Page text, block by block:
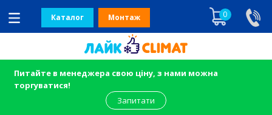
Каталог Монтаж 0
Питайте в менеджера свою ціну, з нами можна
торгуватися!
Запитати